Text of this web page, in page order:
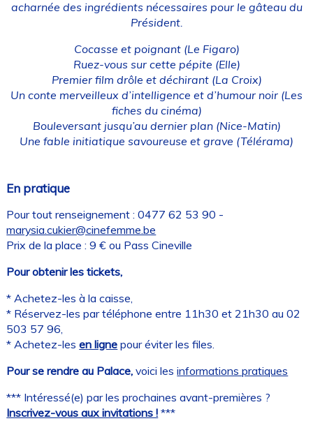
acharnée des ingrédients nécessaires pour le gâteau du
Président.
Cocasse et poignant(Le Figaro)
Ruez-vous sur cette pépite (Elle)
Premier film drôle et déchirant(La Croix)
Un conte merveilleux d’intelligence et d’humour noir (Les
fiches du cinéma)
Bouleversant jusqu’au dernier plan(Nice-Matin)
Une fable initiatique savoureuse et grave (Télérama)
En pratique
Pour tout renseignement : 0477 62 53 90 -
marysia.cukier@cinefemme.be
Prix de la place : 9 € ou Pass Cineville
Pour obtenir les tickets,
* Achetez-les à la caisse,
* Réservez-les par téléphone entre 11h30 et 21h30 au 02
503 57 96,
* Achetez-lesen ligne pour éviter les files.
Pour se rendre au Palace, voici lesinformations pratiques
*** Intéressé(e) par les prochaines avant-premières ?
Inscrivez-vous aux invitations ! ***